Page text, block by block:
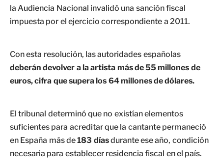
la Audiencia Nacional invalidó una sanción fiscal
impuesta por el ejercicio correspondiente a 2011.
Con esta resolución, las autoridades españolas
deberán devolver a la artista más de 55 millones de
euros, cifra que supera los 64 millones de dólares.
El tribunal determinó que no existían elementos
suficientes para acreditar que la cantante permaneció
en España más de183 díasdurante ese año, condición
necesaria para establecer residencia fiscal en el país.